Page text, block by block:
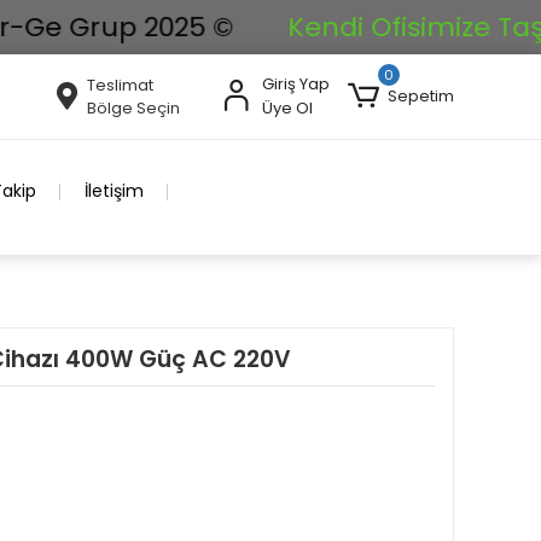
Grup 2025 © Kendi Ofisimize
Teslimat
Bölge Seçin
Giriş Yap
Üye Ol
0
Sepetim
İletişim
400W Güç AC 220V